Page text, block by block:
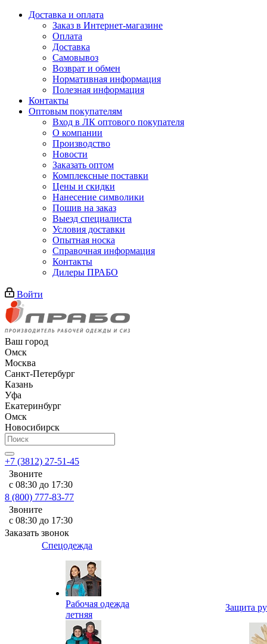
Доставка и оплата
Заказ в Интернет-магазине
Оплата
Доставка
Самовывоз
Возврат и обмен
Нормативная информация
Полезная информация
Контакты
Оптовым покупателям
Вход в ЛК оптового покупателя
О компании
Производство
Новости
Заказать оптом
Комплексные поставки
Цены и скидки
Нанесение символики
Пошив на заказ
Выезд специалиста
Условия доставки
Опытная носка
Справочная информация
Контакты
Дилеры ПРАБО
Войти
Ваш город
Омск
Москва
Санкт-Петербург
Казань
Уфа
Екатеринбург
Омск
Новосибирск
+7 (3812) 27-51-45
Звоните
с 08:30 до 17:30
8 (800) 777-83-77
Звоните
с 08:30 до 17:30
Заказать звонок
Спецодежда
Рабочая одежда
летняя
Защита